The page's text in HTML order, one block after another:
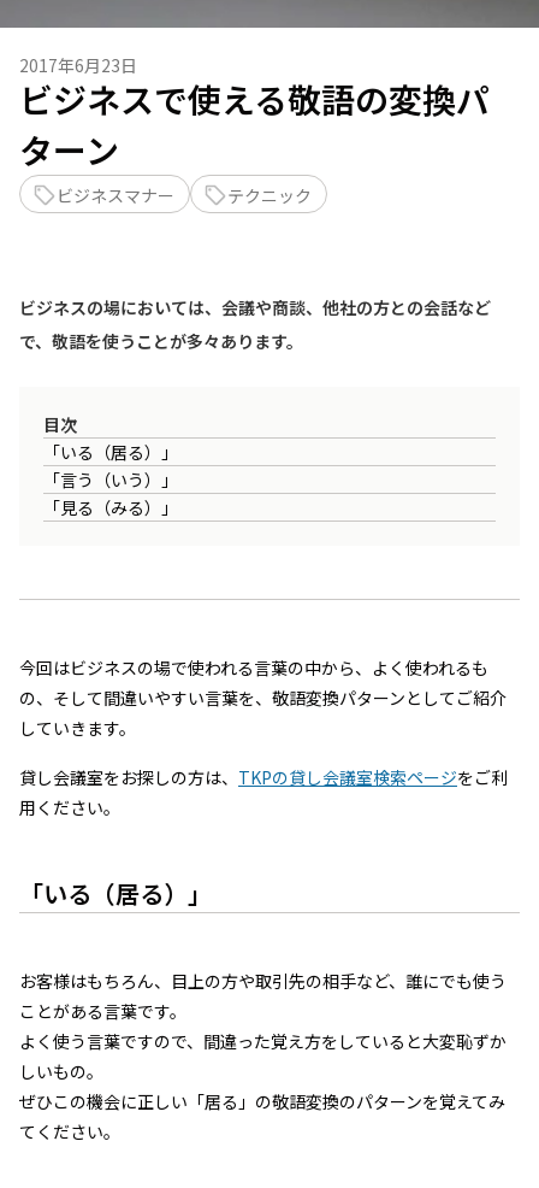
2017年6月23日
ビジネスで使える敬語の変換パ
ターン
ビジネスマナー テクニック
ビジネスの場においては、会議や商談、他社の方との会話など
で、敬語を使うことが多々あります。
目次
「いる（居る）」
「言う（いう）」
「見る（みる）」
今回はビジネスの場で使われる言葉の中から、よく使われるも
の、そして間違いやすい言葉を、敬語変換パターンとしてご紹介
していきます。
貸し会議室をお探しの方は、 TKPの貸し会議室検索ページをご利
用ください。
「いる（居る）」
お客様はもちろん、目上の方や取引先の相手など、誰にでも使う
ことがある言葉です。
よく使う言葉ですので、間違った覚え方をしていると大変恥ずか
しいもの。
ぜひこの機会に正しい「居る」の敬語変換のパターンを覚えてみ
てください。